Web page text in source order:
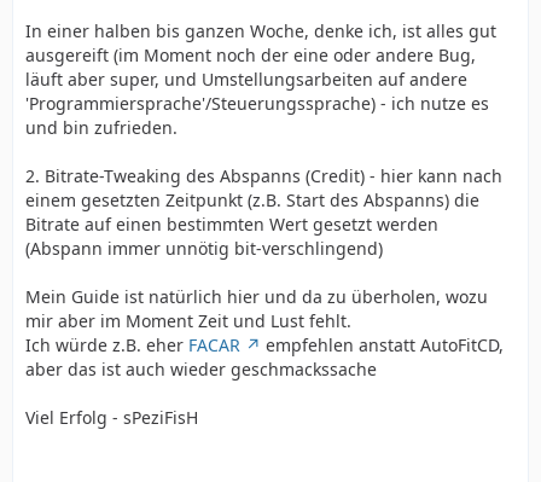
In einer halben bis ganzen Woche, denke ich, ist alles gut
ausgereift (im Moment noch der eine oder andere Bug,
läuft aber super, und Umstellungsarbeiten auf andere
'Programmiersprache'/Steuerungssprache) - ich nutze es
und bin zufrieden.
2. Bitrate-Tweaking des Abspanns (Credit) - hier kann nach
einem gesetzten Zeitpunkt (z.B. Start des Abspanns) die
Bitrate auf einen bestimmten Wert gesetzt werden
(Abspann immer unnötig bit-verschlingend)
Mein Guide ist natürlich hier und da zu überholen, wozu
mir aber im Moment Zeit und Lust fehlt.
Ich würde z.B. eher FACAR
empfehlen anstatt AutoFitCD,
aber das ist auch wieder geschmackssache
Viel Erfolg - sPeziFisH